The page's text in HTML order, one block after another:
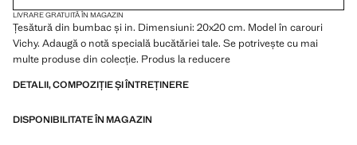
LIVRARE GRATUITĂ ÎN MAGAZIN
Țesătură din bumbac și in. Dimensiuni: 20x20 cm. Model în carouri
Vichy. Adaugă o notă specială bucătăriei tale. Se potrivește cu mai
multe produse din colecție. Produs la reducere
DETALII, COMPOZIȚIE ȘI ÎNTREȚINERE
DISPONIBILITATE ÎN MAGAZIN